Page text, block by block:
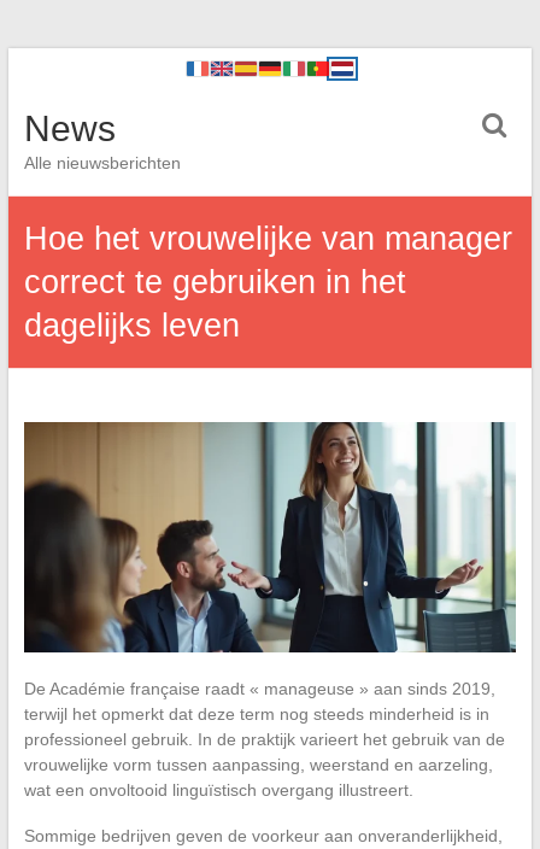
News
Alle nieuwsberichten
Hoe het vrouwelijke van manager
correct te gebruiken in het
dagelijks leven
De Académie française raadt « manageuse » aan sinds 2019,
terwijl het opmerkt dat deze term nog steeds minderheid is in
professioneel gebruik. In de praktijk varieert het gebruik van de
vrouwelijke vorm tussen aanpassing, weerstand en aarzeling,
wat een onvoltooid linguïstisch overgang illustreert.
Sommige bedrijven geven de voorkeur aan onveranderlijkheid,